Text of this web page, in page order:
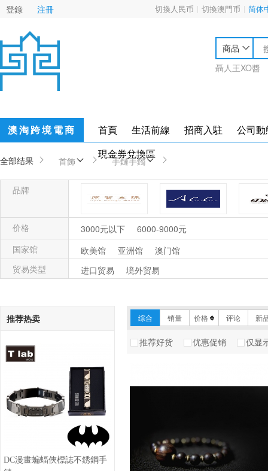
登錄 注冊 切換人民币 切換澳門币 简体
商品
聶人王XO醬
澳淘跨境電商 首頁 生活前線 招商入駐
公司動
現金券兌換區
全部结果 首飾 手鏈手鐲
品牌
hylé design Macau原質東隅 Acici
价格 3000元以下
6000-9000元
国家馆
欧美馆 亚洲馆
澳门馆
贸易类型
进口贸易 境外贸易
推荐热卖
DC漫畫蝙蝠俠標誌不銹鋼手
综合 销量 价格 评论 新
推荐好货 优惠促销 仅显